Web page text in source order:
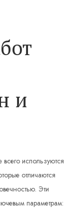
и
используются
отличаются
Эти
параметрам: